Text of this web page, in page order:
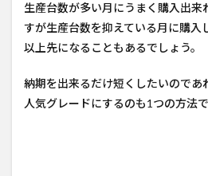
生産台数が多い月にうまく購入出来
すが生産台数を抑えている月に購入
以上先になることもあるでしょう。
納期を出来るだけ短くしたいのであ
人気グレードにするのも1つの方法で